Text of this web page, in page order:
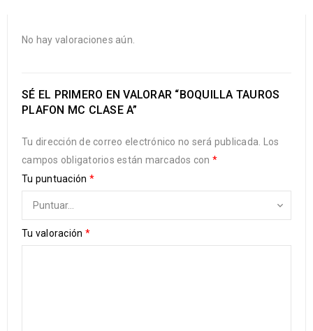
No hay valoraciones aún.
SÉ EL PRIMERO EN VALORAR “BOQUILLA TAUROS
PLAFON MC CLASE A”
Tu dirección de correo electrónico no será publicada. Los
campos obligatorios están marcados con *
Tu puntuación *
Tu valoración *